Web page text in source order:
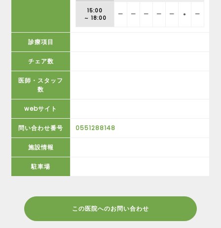
15:00
～ 18:00
ー ー ー ー ー ● ー
診療項目
チェア数
医師・スタッフ
数
webサイト
問い合わせ番号 0551288148
施設情報
駐車場
この医院へのお問い合わせ